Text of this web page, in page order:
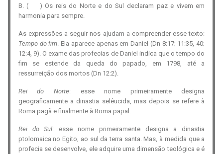
B. (
) Os reis do Norte e do Sul declaram paz e vivem em
harmonia para sempre.
As expressões a seguir nos ajudam a compreender esse texto:
Tempo do fim . Ela aparece apenas em Daniel (Dn 8:17; 11:35, 40;
12:4, 9). O exame das profecias de Daniel indica que o tempo do
fim se estende da queda do papado, em 1798, até a
ressurreição dos mortos (Dn 12:2).
Rei do Norte: esse nome primeiramente designa
geograficamente a dinastia selêucida, mas depois se refere à
Roma pagã e finalmente à Roma papal.
Rei do Sul: esse nome primeiramente designa a dinastia
ptolomaica no Egito, ao sul da terra santa. Mas, à medida que a
profecia se desenvolve, ele adquire uma dimensão teológica e é